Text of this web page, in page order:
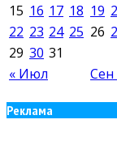
« Июл Сен
15 16 17 18 19
22 23 24 25 26
29 30 31
Реклама